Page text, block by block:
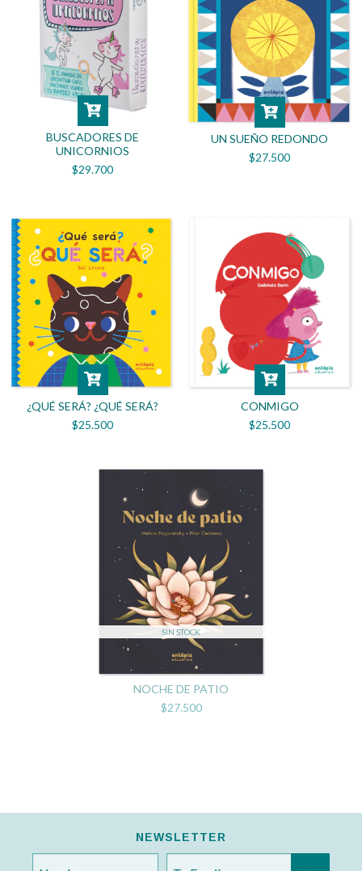
BUSCADORES DE
UNICORNIOS
$29.700
UN SUEÑO REDONDO
$27.500
¿QUÉ SERÁ? ¿QUÉ SERÁ?
$25.500
CONMIGO
$25.500
SIN STOCK
NOCHE DE PATIO
$27.500
NEWSLETTER